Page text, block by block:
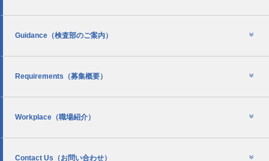
Guidance （検査部のご案内）
Requirements （募集概要）
Workplace （職場紹介）
Contact Us （お問い合わせ）